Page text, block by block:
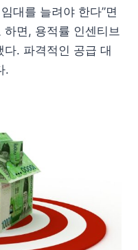
대를 늘려야 한다”면
하면, 용적률 인센티브
다. 파격적인 공급 대
.